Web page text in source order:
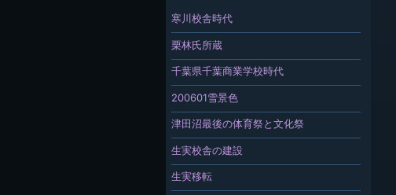
寒川校舎時代
栗林氏所蔵
千葉県千葉商業学校時代
200601雪景色
津田沼最後の体育祭と文化祭
生実校舎の建設
生実移転